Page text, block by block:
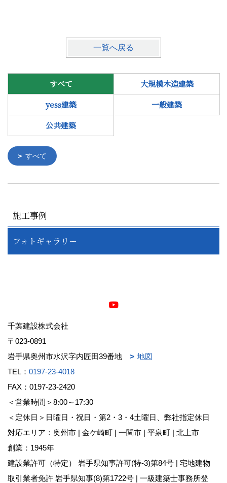
一覧へ戻る
すべて
大規模木造建築
yess建築
一般建築
公共建築
すべて
施工事例
フォトギャラリー
千葉建設株式会社
〒023-0891
岩手県奥州市水沢字内匠田39番地
地図
TEL： 0197-23-4018
FAX：0197-23-2420
＜営業時間＞8:00～17:30
＜定休日＞日曜日・祝日・第2・3・4土曜日、弊社指定休日
対応エリア：奥州市 | 金ケ崎町 | 一関市 | 平泉町 | 北上市
創業：1945年
建設業許可（特定） 岩手県知事許可(特-3)第84号 | 宅地建物
取引業者免許 岩手県知事(8)第1722号 | 一級建築士事務所登